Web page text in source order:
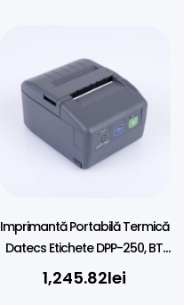
Imprimantă Portabilă Termică
Datecs Etichete DPP-250, BT,
58mm
1,245.82lei